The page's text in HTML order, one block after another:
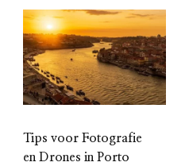
Tips voor Fotografie
en Drones in Porto